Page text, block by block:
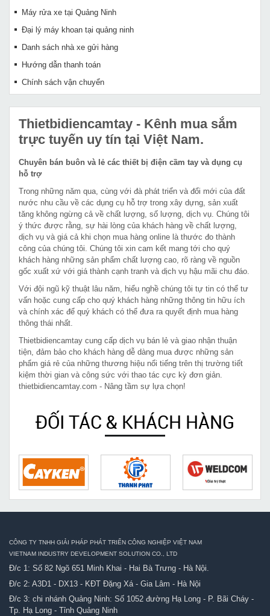
Máy rửa xe tại Quảng Ninh
Đại lý máy khoan tại quảng ninh
Danh sách nhà xe gửi hàng
Hướng dẫn thanh toán
Chính sách vận chuyển
Thietbidiencamtay - Kênh mua sắm
trực tuyến uy tín tại Việt Nam.
Chuyên bán buôn và lẻ các thiết bị điện cầm tay và dụng cụ
hỗ trợ
Trong những năm qua, cùng với đà phát triển và đổi mới của đất
nước nhu cầu về các dụng cụ hỗ trợ trong xây dựng, sản xuất
tăng không ngừng cả về chất lượng, số lượng, dịch vụ. Chúng tôi
ý thức được rằng, sự hài lòng của khách hàng về chất lượng,
dịch vụ và giá cả khi chọn mua hàng online là thước đo thành
công của chúng tôi. Chúng tôi xin cam kết mang tới cho quý
khách hàng những sản phẩm chất lượng cao, rõ ràng về nguồn
gốc xuất xứ với giá thành cạnh tranh và dịch vụ hậu mãi chu đáo.
Với đội ngũ kỹ thuật lâu năm, hiểu nghề chúng tôi tự tin có thể tư
vấn hoặc cung cấp cho quý khách hàng những thông tin hữu ích
và chính xác để quý khách có thể đưa ra quyết định mua hàng
thông thái nhất.
Thietbidiencamtay cung cấp dịch vụ bán lẻ và giao nhận thuận
tiện, đảm bảo cho khách hàng dễ dàng mua được những sản
phẩm giá rẻ của những thương hiệu nổi tiếng trên thị trường tiết
kiệm thời gian và công sức với thao tác cực kỳ đơn giản.
thietbidiencamtay.com - Nâng tầm sự lựa chọn!
ĐỐI TÁC & KHÁCH HÀNG
CÔNG TY TNHH GIẢI PHÁP PHÁT TRIỂN CÔNG NGHIỆP VIỆT NAM
VIETNAM INDUSTRY DEVELOPMENT SOLUTION CO., LTD
Đ/c 1: Số 82 Ngõ 651 Minh Khai - Hai Bà Trưng - Hà Nội.
Đ/c 2: A3D1 - DX13 - KĐT Đặng Xá - Gia Lâm - Hà Nội
Đ/c 3: chi nhánh Quảng Ninh: Số 1052 đường Hạ Long - P. Bãi Cháy -
Tp. Hạ Long - Tỉnh Quảng Ninh